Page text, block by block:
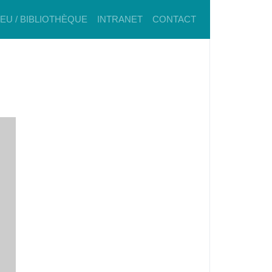
/ BIBLIOTHÈQUE INTRANET CONTACT